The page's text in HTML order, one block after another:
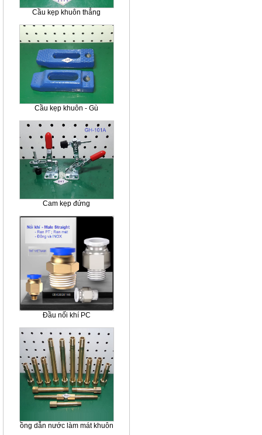
Cầu kẹp khuôn thẳng
Cầu kẹp khuôn - Gù
Cam kẹp đứng
Đầu nối khí PC
ồng dẫn nước làm mát khuôn